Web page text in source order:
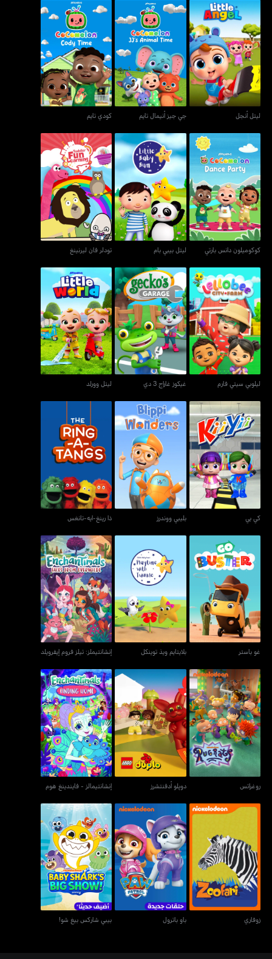
ليتل أنجل
ليتل أنجل
جي جيز أنيمال تايم
جي جيز أنيمال تايم
كودي تايم
كودي تايم
كوكوميلون دانس بارتي
كوكوميلون دانس بارتي
ليتل بيبي بام
ليتل بيبي بام
تودلر فان ليرنينغ
تودلر فان ليرنينغ
ليلوبي سيتي فارم
ليلوبي سيتي فارم
غيكوز غاراج 3 دي
غيكوز غاراج 3 دي
ليتل وورلد
ليتل وورلد
كي يي
كي يي
بليبي ووندرز
بليبي ووندرز
ذا رينغ-ايه-تانغس
ذا رينغ-ايه-تانغس
غو باستر
غو باستر
بلايتايم ويذ توينكل
بلايتايم ويذ توينكل
إنشانتيملز: تيلز فروم إيفرويلد
إنشانتيملز: تيلز فروم إيفرويلد
روغراتس
روغراتس
دوپلو أدفنتشرز
دوپلو أدفنتشرز
إنشانتيمالز - فايندينغ هوم
إنشانتيمالز - فايندينغ هوم
زوفاري
زوفاري
باو باترول
باو باترول
بيبي شاركس بيغ شو!
بيبي شاركس بيغ شو!